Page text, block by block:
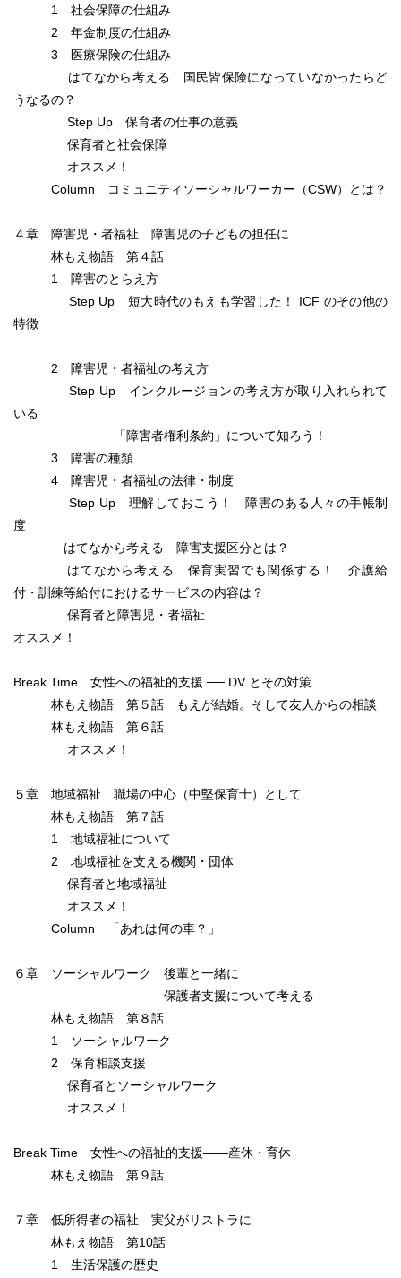
1 社会保障の仕組み
2 年金制度の仕組み
3 医療保険の仕組み
はてなから考える 国民皆保険になっていなかったらど
うなるの？
Step Up 保育者の仕事の意義
保育者と社会保障
オススメ！
Column コミュニティソーシャルワーカー（CSW）とは？
４章 障害児・者福祉 障害児の子どもの担任に
林もえ物語 第４話
1 障害のとらえ方
Step Up 短大時代のもえも学習した！ ICF のその他の
特徴
2 障害児・者福祉の考え方
Step Up インクルージョンの考え方が取り入れられて
いる
「障害者権利条約」について知ろう！
3 障害の種類
4 障害児・者福祉の法律・制度
Step Up 理解しておこう！ 障害のある人々の手帳制
度
はてなから考える 障害支援区分とは？
はてなから考える 保育実習でも関係する！ 介護給
付・訓練等給付におけるサービスの内容は？
保育者と障害児・者福祉
オススメ！
Break Time 女性への福祉的支援 ── DV とその対策
林もえ物語 第５話 もえが結婚。そして友人からの相談
林もえ物語 第６話
オススメ！
５章 地域福祉 職場の中心（中堅保育士）として
林もえ物語 第７話
1 地域福祉について
2 地域福祉を支える機関・団体
保育者と地域福祉
オススメ！
Column 「あれは何の車？」
６章 ソーシャルワーク 後輩と一緒に
保護者支援について考える
林もえ物語 第８話
1 ソーシャルワーク
2 保育相談支援
保育者とソーシャルワーク
オススメ！
Break Time 女性への福祉的支援――産休・育休
林もえ物語 第９話
７章 低所得者の福祉 実父がリストラに
林もえ物語 第10話
1 生活保護の歴史